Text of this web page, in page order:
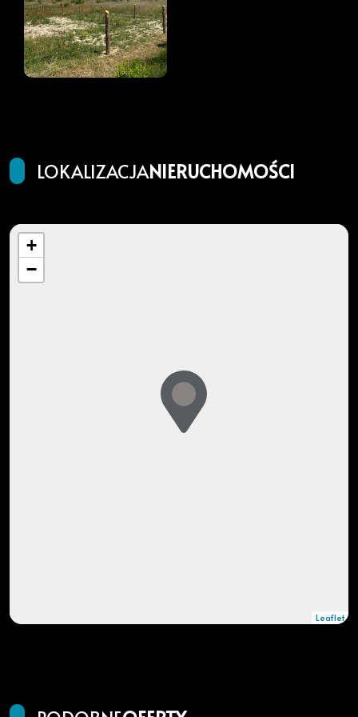
LOKALIZACJANIERUCHOMOŚCI
+
−
© OpenStreetMap contributors